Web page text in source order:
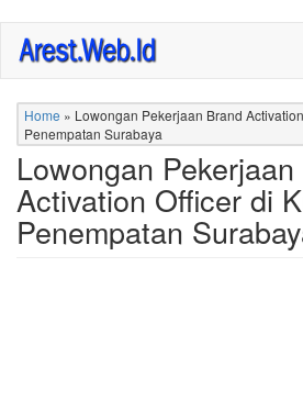
Skip
main
content
Home » Lowongan Pekerjaan Brand
Penempatan Surabaya
Lowongan
Activation Officer di
Penempatan